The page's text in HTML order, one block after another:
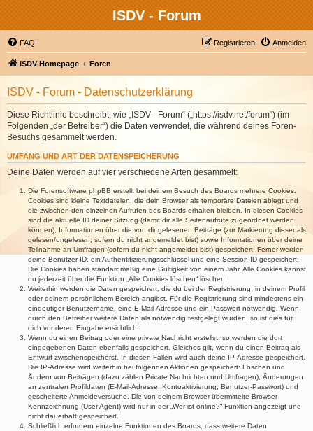
ISDV - Forum
FAQ Anmelden
Registrieren
ISDV-Homepage Foren
ISDV - Forum - Datenschutzerklärung
Diese Richtlinie beschreibt, wie „ISDV - Forum“ („https://isdv.net/forum“) (im
Folgenden „der Betreiber“) die Daten verwendet, die während deines Foren-
Besuchs gesammelt werden.
UMFANG UND ART DER DATENSPEICHERUNG
Deine Daten werden auf vier verschiedene Arten gesammelt:
Die Forensoftware phpBB erstellt bei deinem Besuch des Boards mehrere Cookies.
Cookies sind kleine Textdateien, die dein Browser als temporäre Dateien ablegt und
die zwischen den einzelnen Aufrufen des Boards erhalten bleiben. In diesen Cookies
sind die aktuelle ID deiner Sitzung (damit dir alle Seitenaufrufe zugeordnet werden
können), Informationen über die von dir gelesenen Beiträge (zur Markierung dieser als
gelesen/ungelesen; sofern du nicht angemeldet bist) sowie Informationen über deine
Teilnahme an Umfragen (sofern du nicht angemeldet bist) gespeichert. Ferner werden
deine Benutzer-ID, ein Authentifizierungsschlüssel und eine Session-ID gespeichert.
Die Cookies haben standardmäßig eine Gültigkeit von einem Jahr. Alle Cookies kannst
du jederzeit über die Funktion „Alle Cookies löschen“ löschen.
Weiterhin werden die Daten gespeichert, die du bei der Registrierung, in deinem Profil
oder deinem persönlichem Bereich angibst. Für die Registrierung sind mindestens ein
eindeutiger Benutzername, eine E-Mail-Adresse und ein Passwort notwendig. Wenn
durch den Betreiber weitere Daten als notwendig festgelegt wurden, so ist dies für
dich vor deren Eingabe ersichtlich.
Wenn du einen Beitrag oder eine private Nachricht erstellst, so werden die dort
eingegebenen Daten ebenfalls gespeichert. Gleiches gilt, wenn du einen Beitrag als
Entwurf zwischenspeicherst. In diesen Fällen wird auch deine IP-Adresse gespeichert.
Die IP-Adresse wird weiterhin bei folgenden Aktionen gespeichert: Löschen und
Ändern von Beiträgen (dazu zählen Private Nachrichten und Umfragen), Änderungen
an zentralen Profildaten (E-Mail-Adresse, Kontoaktivierung, Benutzer-Passwort) und
gescheiterte Anmeldeversuche. Die von deinem Browser übermittelte Browser-
Kennzeichnung (User Agent) wird nur in der „Wer ist online?“-Funktion angezeigt und
nicht dauerhaft gespeichert.
Schließlich erfordern einzelne Funktionen des Boards, dass weitere Daten